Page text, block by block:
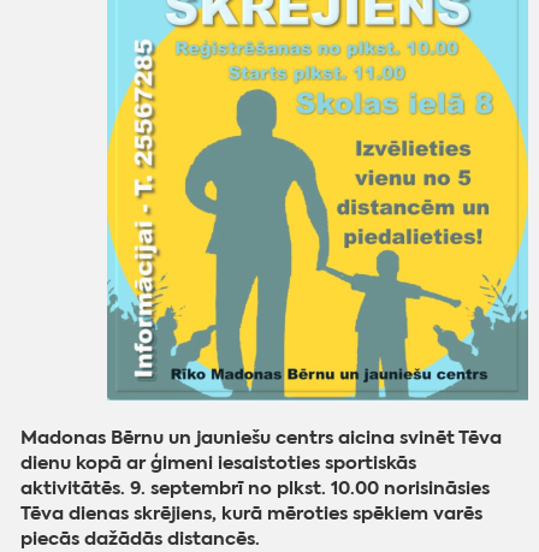
Madonas Bērnu un jauniešu centrs aicina svinēt Tēva
dienu kopā ar ģimeni iesaistoties sportiskās
aktivitātēs. 9. septembrī no plkst. 10.00 norisināsies
Tēva dienas skrējiens, kurā mēroties spēkiem varēs
piecās dažādās distancēs.